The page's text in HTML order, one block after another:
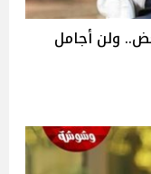
ولن أجامل